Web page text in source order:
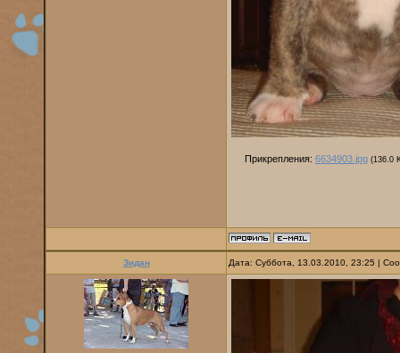
Прикрепления: 6634903.jpg (136.0
Зидан Дата: Суббота, 13.03.2010, 23:25 |